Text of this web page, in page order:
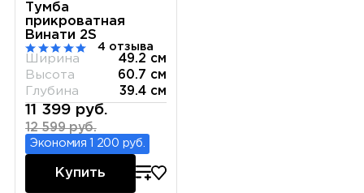
Тумба
прикроватная
Винати 2S
4 отзыва
Ширина
49.2 см
Высота
60.7 см
Глубина
39.4 см
11 399 руб.
12 599 руб.
Экономия 1 200 руб.
Купить